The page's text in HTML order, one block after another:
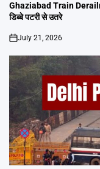
IN
Ghaziabad Train
डिब्बे पटरी से उतरे
on
July 21, 2026